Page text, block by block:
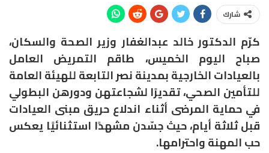
شارك
كرّم الدكتور خالد عبدالغفار وزير الصحة والسكان،
صباح اليوم الخميس، طاقم التمريض العامل
بالعيادات الخارجية بمدينة نصر التابعة للهيئة العامة
للتأمين الصحي، تقديرًا لشجاعتهن ودورهن البطولي
في حماية المرضى أثناء اندلاع حريق مبنى العيادات
قبل ثلاثة أيام، حيث جسّدن مشهدًا استثنائيًا يعكس
حب المهنة واحترامها.